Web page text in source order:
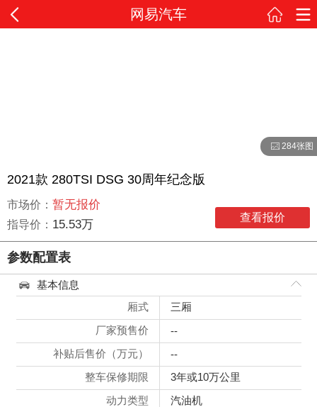
网易汽车
284张图
2021款 280TSI DSG 30周年纪念版
市场价： 暂无报价
指导价： 15.53万
查看报价
参数配置表
基本信息
厢式
三厢
厂家预售价
--
补贴后售价（万元）
--
整车保修期限
3年或10万公里
动力类型
汽油机